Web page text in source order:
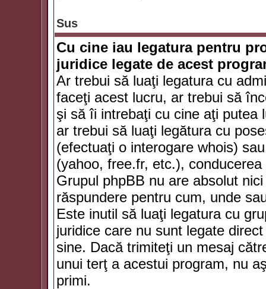
Sus
Cu cine iau legatura pentru
juridice legate de acest
Ar trebui să luaţi legatura cu
faceţi acest lucru, ar trebui să
şi să îi intrebaţi cu cine aţi putea
ar trebui să luaţi legătura cu
(efectuaţi o interogare whois)
(yahoo, free.fr, etc.),
Grupul phpBB nu are absolut
răspundere pentru cum, unde
Este inutil să luaţi legatura cu
juridice care nu sunt legate
sine. Dacă trimiteţi un mesaj
unui terţ a acestui program, nu
primi.